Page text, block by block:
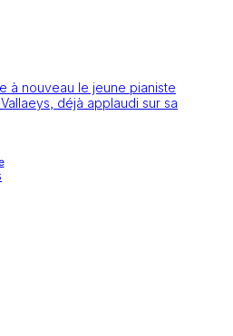
à nouveau le jeune pianiste
déjà applaudi sur sa